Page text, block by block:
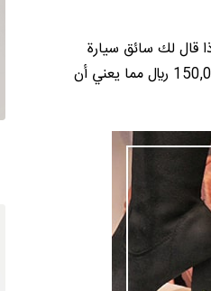
قال لك سائق سيارة
الأجرة بأن تكلفة الوصول إلى وجهتك هي 15 تومان فإنه يعني 15,000 تومان وهذا ما يُترجم بالعملة الرسمية إلى 150,000 ريال مما يعني أن